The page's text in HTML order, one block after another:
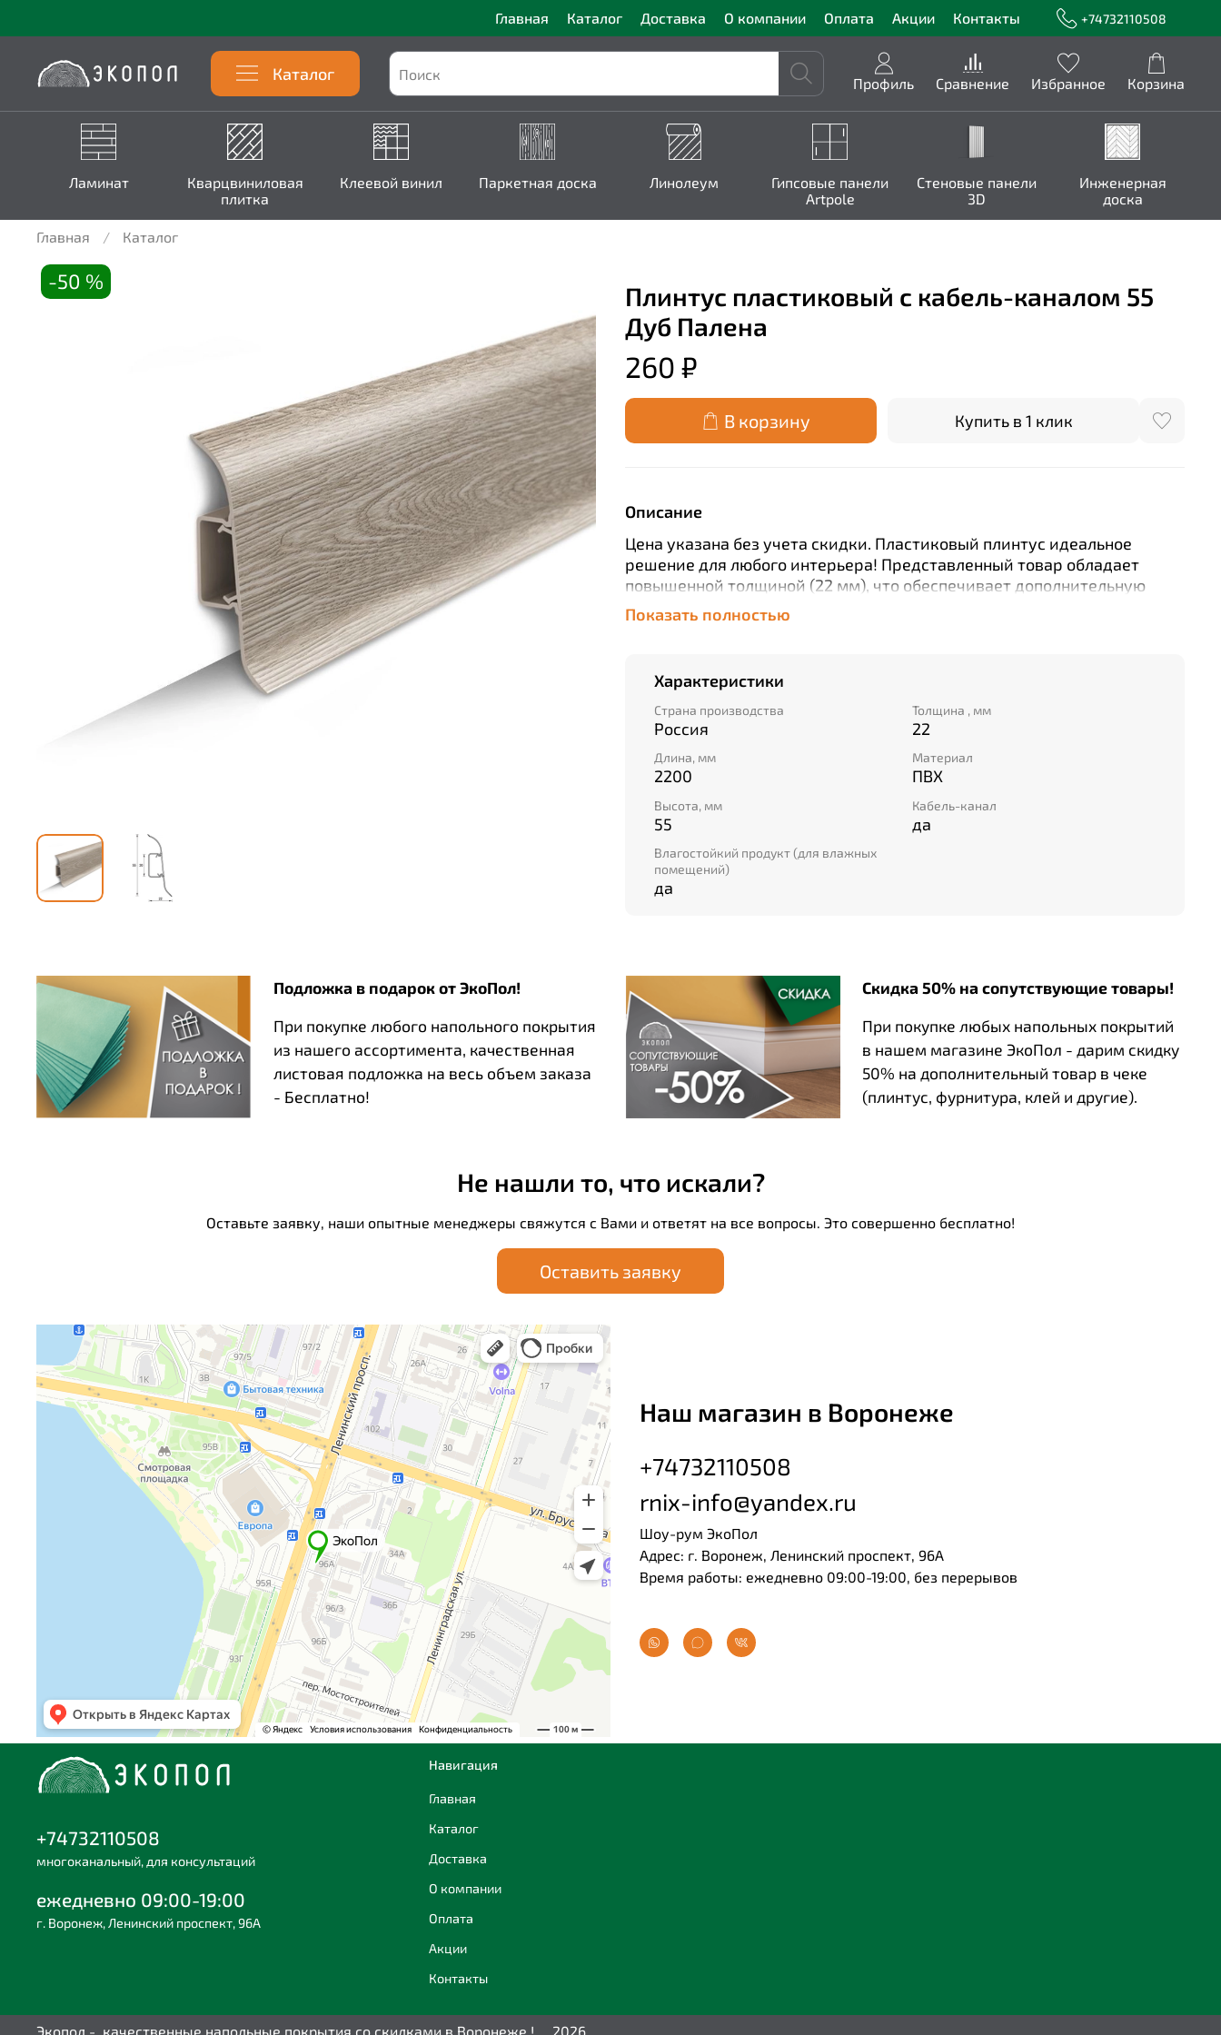
Главная Каталог Доставка О компании Оплата Акции Контакты +74732110508
Каталог Профиль Сравнение Избранное Корзина
Ламинат
Кварцвиниловая
плитка
Клеевой винил Паркетная доска Линолеум
Гипсовые панели
Artpole
Стеновые панели
3D
Инженерная
доска
Главная Каталог
-50 %
Плинтус пластиковый с кабель-каналом 55
Дуб Палена
260 ₽
В корзину Купить в 1 клик
Описание
Цена указана без учета скидки. Пластиковый плинтус идеальное
решение для любого интерьера! Представленный товар обладает
повышенной толщиной (22 мм), что обеспечивает дополнительную
прочность конструкции. Благодаря длине в 2200 мм вам
гарантирована легкая установка без дополнительных затрат времени.
так и для кухонь или ванн. Кабель-канал позволяет аккуратно спрятать
провода от глаз и повысить безопасность помещения. А скидка в -50%
станет приятным бонусом при покупке этого универсального плинтуса
российского производства.
Показать полностью
Характеристики
Страна производства
Россия
Толщина , мм
22
Длина, мм
2200
Материал
ПВХ
Высота, мм
55
Кабель-канал
да
Влагостойкий продукт (для влажных
помещений)
да
Подложка в подарок от ЭкоПол!
При покупке любого напольного покрытия
из нашего ассортимента, качественная
листовая подложка на весь объем заказа
- Бесплатно!
Скидка 50% на сопутствующие товары!
При покупке любых напольных покрытий
в нашем магазине ЭкоПол - дарим скидку
50% на дополнительный товар в чеке
(плинтус, фурнитура, клей и другие).
Не нашли то, что искали?
Оставьте заявку, наши опытные менеджеры свяжутся с Вами и ответят на все вопросы. Это совершенно бесплатно!
Оставить заявку
Наш магазин в Воронеже
+74732110508
rnix-info@yandex.ru
Шоу-рум ЭкоПол
Адрес: г. Воронеж, Ленинский проспект, 96А
Время работы: ежедневно 09:00-19:00, без перерывов
Навигация
Главная
Каталог
Доставка
О компании
Оплата
Акции
Контакты
+74732110508
многоканальный, для консультаций
ежедневно 09:00-19:00
г. Воронеж, Ленинский проспект, 96А
Экопол - качественные напольные покрытия со скидками в Воронеже ! 2026